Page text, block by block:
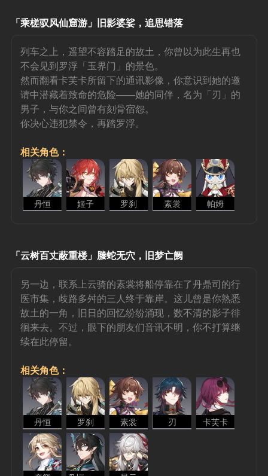
「乘槎驭风仙窟游」旧影婆娑，追思错落
列车之上，遥望不容踏足的故土，你曾以为此生再也
不会见到罗浮「玉界门」的景色。
然而翻看卡芙卡所留下的通讯影像，你意识到她的邀
请中潜藏着致命的危险——她的同伴，名为「刃」的
男子，与你之间曾有刻骨宿怨。
你决心违犯禁令，再踏罗浮。
相关角色：
丹恒 姬子 罗刹 素裳 帕姆
「云树百丈蔽重楼」螣蛇无穴，旧梦亡阙
另一边，联系上云骑的素裳将船停靠在了丹鼎司的行
医市集，歧路多舛的三人终于靠岸。这儿曾是你熟悉
故土的一角，旧日的回忆纷纷涌现，数不清的影子徘
徊来去。不过，眼下的朋友们音讯不明，你不打算继
续在此停留。
相关角色：
丹恒 罗刹 素裳 刃 卡芙卡